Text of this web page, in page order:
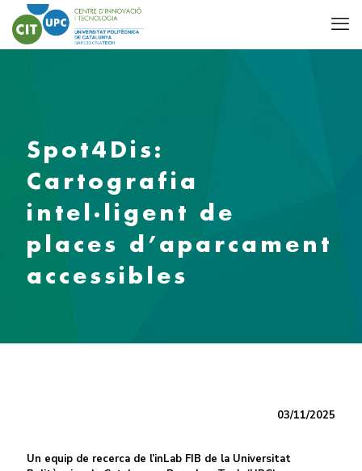
Spot4Dis:
Cartografia
intel·ligent de
places d’aparcament
accessibles
03/11/2025
Un equip de recerca de l’inLab FIB de la Universitat